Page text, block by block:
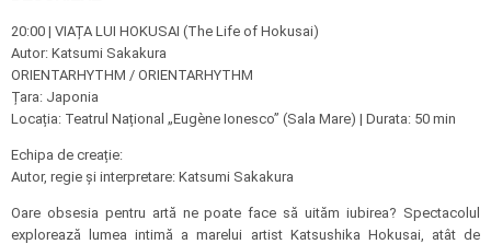
20:00 | VIAȚA LUI HOKUSAI (The Life of Hokusai)
Autor: Katsumi Sakakura
ORIENTARHYTHM / ORIENTARHYTHM
Țara: Japonia
Locația: Teatrul Național „Eugène Ionesco” (Sala Mare) | Durata: 50 min
Echipa de creație:
Autor, regie și interpretare: Katsumi Sakakura
Oare obsesia pentru artă ne poate face să uităm iubirea? Spectacolul
explorează lumea intimă a marelui artist Katsushika Hokusai, atât de